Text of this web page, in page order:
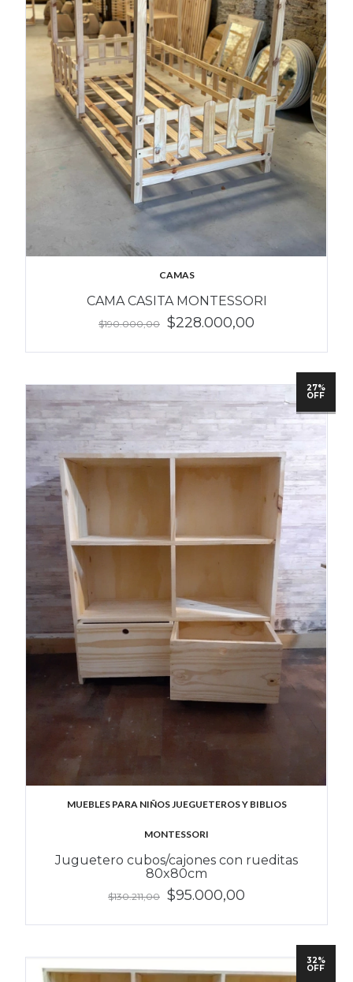
CAMAS
CAMA CASITA MONTESSORI
$190.000,00 $228.000,00
27%
OFF
MUEBLES PARA NIÑOS JUEGUETEROS Y BIBLIOS
MONTESSORI
Juguetero cubos/cajones con rueditas
80x80cm
$130.211,00 $95.000,00
32%
OFF